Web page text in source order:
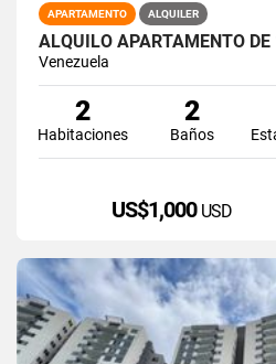
APARTAMENTO ALQUILER
ALQUILO APARTAMENTO
Venezuela
2
Habitaciones
2
Baños
US$1,000 USD